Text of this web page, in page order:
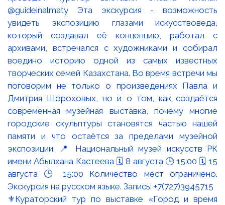
⚜️Кураторский тур по выставке «Город и время